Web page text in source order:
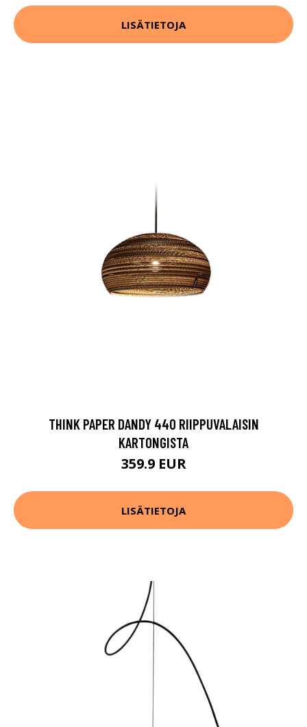
LISÄTIETOJA
THINK PAPER DANDY 440 RIIPPUVALAISIN
KARTONGISTA
359.9 EUR
LISÄTIETOJA